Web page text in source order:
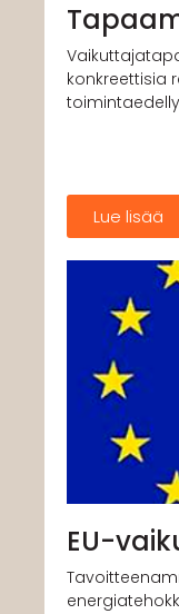
konkreettisia
Lue lisää
EU-